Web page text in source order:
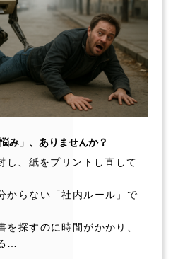
み」、ありませんか？
し、紙をプリントし直して
からない「社内ルール」で
を探すのに時間がかかり、
…